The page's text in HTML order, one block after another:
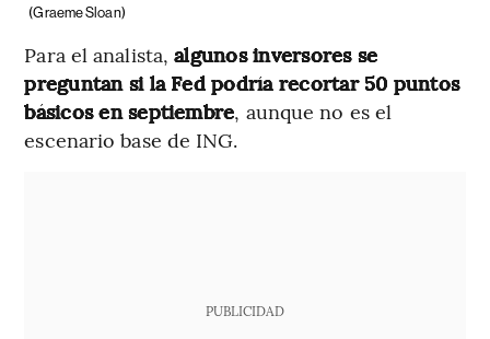
(Graeme Sloan)
Para el analista,algunos inversores se
preguntan si la Fed podría recortar 50 puntos
básicos en septiembre, aunque no es el
escenario base de ING.
PUBLICIDAD